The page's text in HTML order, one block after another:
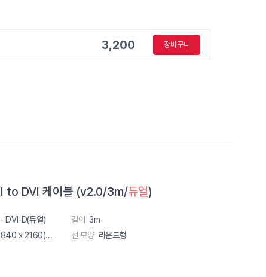
3,200 장바구니
to DVI 케이블 (v2.0/3m/듀얼)
DVI-D(듀얼) 길이 3m
4K2K (3840 x 2160) 60Hz 선 모양 라운드형